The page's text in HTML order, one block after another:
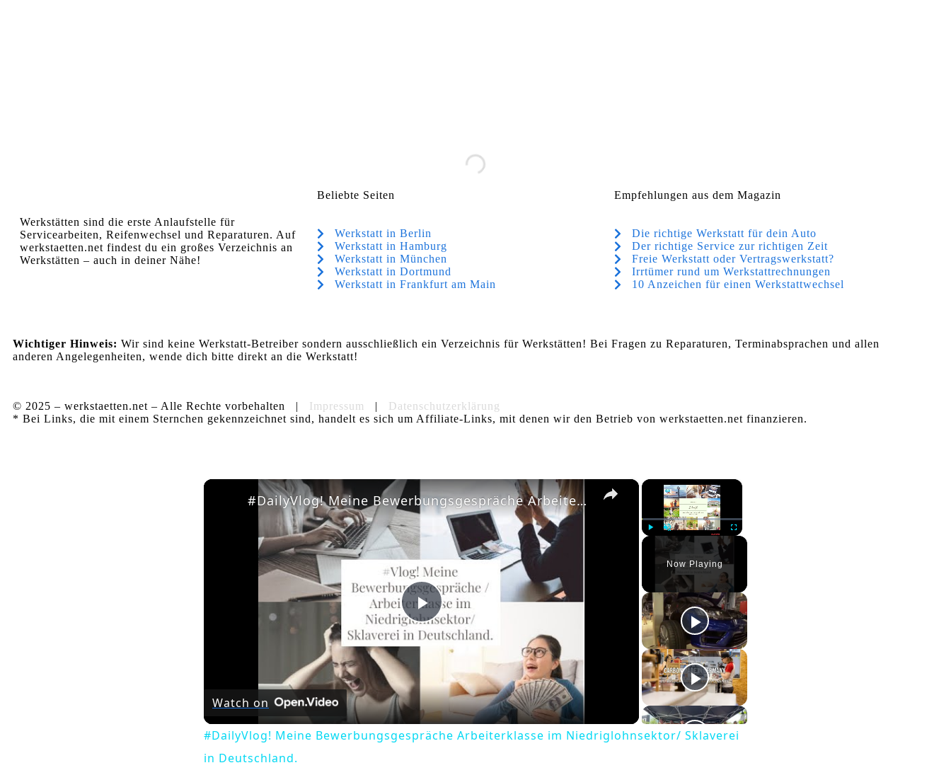
Werkstätten sind die erste Anlaufstelle für
Servicearbeiten, Reifenwechsel und Reparaturen. Auf
werkstaetten.net findest du ein großes Verzeichnis an
Werkstätten – auch in deiner Nähe!
Beliebte Seiten
Werkstatt in Berlin
Werkstatt in Hamburg
Werkstatt in München
Werkstatt in Dortmund
Werkstatt in Frankfurt am Main
Empfehlungen aus dem Magazin
Die richtige Werkstatt für dein Auto
Der richtige Service zur richtigen Zeit
Freie Werkstatt oder Vertragswerkstatt?
Irrtümer rund um Werkstattrechnungen
10 Anzeichen für einen Werkstattwechsel
Wichtiger Hinweis: Wir sind keine Werkstatt-Betreiber sondern ausschließlich ein Verzeichnis für Werkstätten! Bei Fragen zu Reparaturen, Terminabsprachen und allen
anderen Angelegenheiten, wende dich bitte direkt an die Werkstatt!
© 2025 – werkstaetten.net – Alle Rechte vorbehalten | Impressum | Datenschutzerklärung
* Bei Links, die mit einem Sternchen gekennzeichnet sind, handelt es sich um Affiliate-Links, mit denen wir den Betrieb von werkstaetten.net finanzieren.
×
Unmute Fullscreen
Now Playing
×
Play
#DailyVlog! Meine Bewerbungsgespräche Arbeiterklasse im Niedriglohnsektor/ Sklaverei in Deutschland.
Watch on
#DailyVlog! Meine Bewerbungsgespräche Arbeiterklasse im Niedriglohnsektor/ Sklaverei
in Deutschland.